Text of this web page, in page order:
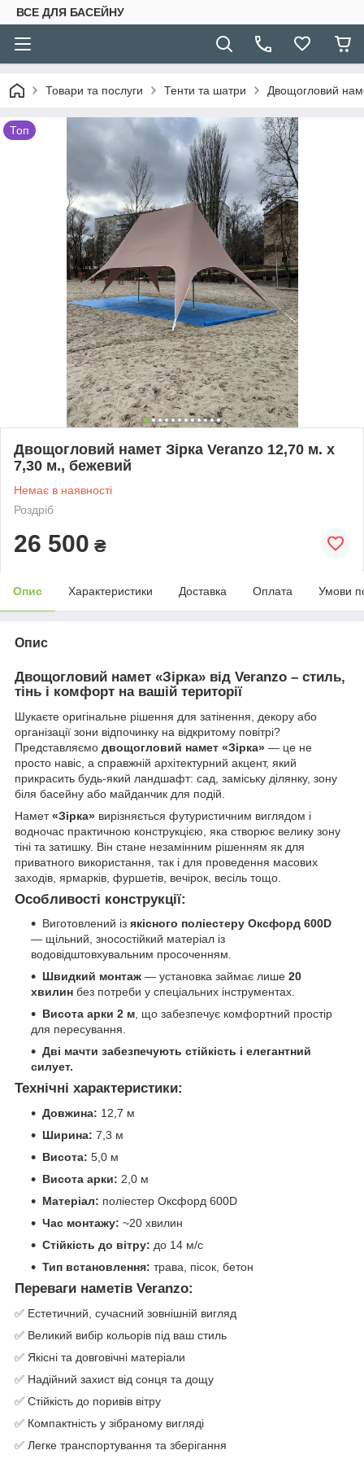
ВСЕ ДЛЯ БАСЕЙНУ
Товари та послуги Тенти та шатри Двощогловий
Топ
Двощогловий намет Зірка Veranzo 12,70 м. х
7,30 м., бежевий
Немає в наявності
Роздріб
26 500 ₴
Опис Характеристики Доставка Оплата Умови
Опис
Двощогловий намет «Зірка» від Veranzo – стиль,
тінь і комфорт на вашій території
Шукаєте оригінальне рішення для затінення, декору або
організації зони відпочинку на відкритому повітрі?
Представляємо двощогловий намет «Зірка» — це не
просто навіс, а справжній архітектурний акцент, який
прикрасить будь-який ландшафт: сад, заміську ділянку, зону
біля басейну або майданчик для подій.
Намет«Зірка» вирізняється футуристичним виглядом і
водночас практичною конструкцією, яка створює велику зону
тіні та затишку. Він стане незамінним рішенням як для
приватного використання, так і для проведення масових
заходів, ярмарків, фуршетів, вечірок, весіль тощо.
Особливості конструкції:
Виготовлений із якісного поліестеру Oксфорд 600D
— щільний, зносостійкий матеріал із
водовідштовхувальним просоченням.
Швидкий монтаж — установка займає лише 20
хвилин без потреби у спеціальних інструментах.
Висота арки 2 м, що забезпечує комфортний простір
для пересування.
Дві мачти забезпечують стійкість і елегантний
силует.
Технічні характеристики:
Довжина: 12,7 м
Ширина: 7,3 м
Висота: 5,0 м
Висота арки: 2,0 м
Матеріал: поліестер Оксфорд 600D
Час монтажу: ~20 хвилин
Стійкість до вітру: до 14 м/с
Тип встановлення: трава, пісок, бетон
Переваги наметів Veranzo:
✅ Естетичний, сучасний зовнішній вигляд
✅ Великий вибір кольорів під ваш стиль
✅ Якісні та довговічні матеріали
✅ Надійний захист від сонця та дощу
✅ Стійкість до поривів вітру
✅ Компактність у зібраному вигляді
✅ Легке транспортування та зберігання